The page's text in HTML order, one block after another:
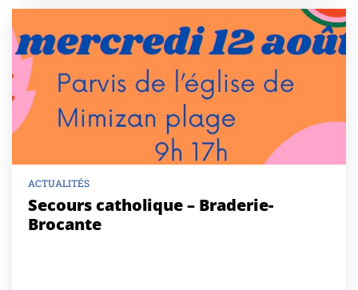
ACTUALITÉS
Secours catholique – Braderie-
Brocante